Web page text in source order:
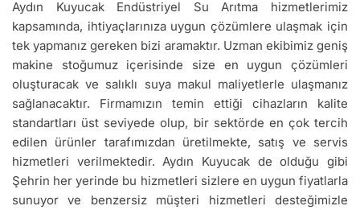
Aydın Kuyucak Endüstriyel Su Arıtma hizmetlerimiz
kapsamında, ihtiyaçlarınıza uygun çözümlere ulaşmak için
tek yapmanız gereken bizi aramaktır. Uzman ekibimiz geniş
makine stoğumuz içerisinde size en uygun çözümleri
oluşturacak ve salıklı suya makul maliyetlerle ulaşmanız
sağlanacaktır. Firmamızın temin ettiği cihazların kalite
standartları üst seviyede olup, bir sektörde en çok tercih
edilen ürünler tarafımızdan üretilmekte, satış ve servis
hizmetleri verilmektedir. Aydın Kuyucak de olduğu gibi
Şehrin her yerinde bu hizmetleri sizlere en uygun fiyatlarla
sunuyor ve benzersiz müşteri hizmetleri desteğimizle